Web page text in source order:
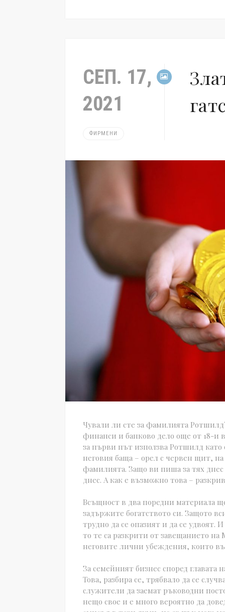
СЕП. 17,
2021
ФИРМЕНИ
Чували ли сте за фамилията
финанси и банково дело още от 18-и
за първи път използва Ротшилд
неговия баща – орел с червен щит,
фамилията. Защо ви пиша за тях днес
днес. А как е възможно това –
Всъщност в два поредни материала
задържите богатството си. Защото
трудно да се опазият и да се удвоят.
то те са разкрити от завещанието
неговите лични убеждения, които
За семейният бизнес според
Това, разбира се, трябвало да се
служители да заемат ръководни
нещо свое и е много вероятно да